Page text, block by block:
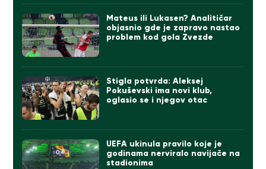
Mateus ili Lukasen? Analitičar
objasnio gde je zapravo nastao
problem kod gola Zvezde
Stigla potvrda: Aleksej
Pokuševski ima novi klub,
oglasio se i njegov otac
UEFA ukinula pravilo koje je
godinama nerviralo navijače na
stadionima